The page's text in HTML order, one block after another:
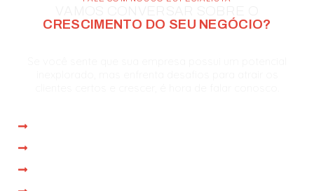
CRESCIMENTO DO SEU NEGÓCIO?